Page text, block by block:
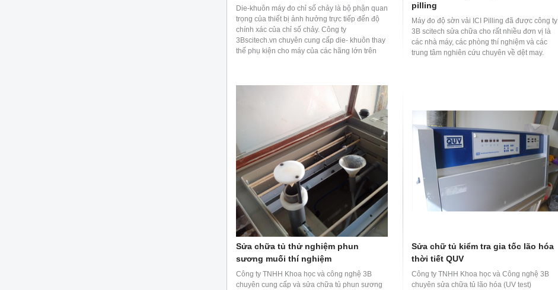
Die-khuôn máy đo chỉ số chảy là bộ phận quan
trọng của thiết bị ảnh hưởng trực tiếp đến độ
chính xác của chỉ số chảy. Công ty
3Bscitech.vn chuyên cung cấp die- khuôn thay
thế phụ kiện cho máy của các hãng lớn trên
pilling
Máy đo độ sờn vải ICI Pilling đã được công ty
3B scitech sửa chữa cho rất nhiều đơn vị là
các nhà máy, các phòng thí nghiệm và các
trung tâm nghiên cứu chuyên về dệt may.
Sửa chữa tủ thử nghiệm phun
sương muối thí nghiệm
Công ty TNHH Khoa học và công nghệ 3B
chuyên cung cấp và sửa chữa tủ phun sương
Sửa chữ tủ kiểm tra gia tốc lão hóa
thời tiết QUV
Công ty TNHH Khoa học và Công nghệ 3B
chuyên sửa chữa tủ lão hóa (UV test)